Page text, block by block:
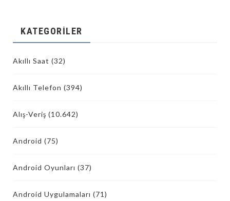
KATEGORILER
Akıllı Saat (32)
Akıllı Telefon (394)
Alış-Veriş (10.642)
Android (75)
Android Oyunları (37)
Android Uygulamaları (71)